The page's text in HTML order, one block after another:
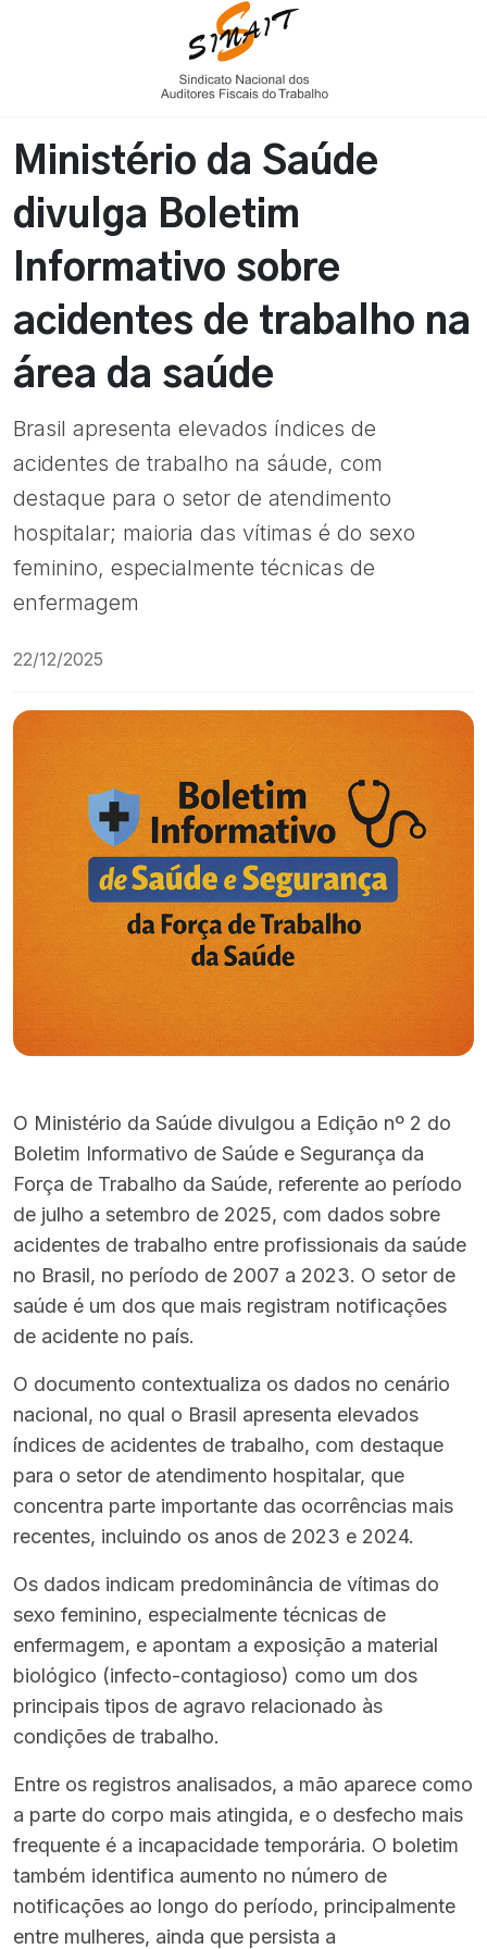
Ministério da Saúde
divulga Boletim
Informativo sobre
acidentes de trabalho na
área da saúde
Brasil apresenta elevados índices de
acidentes de trabalho na sáude, com
destaque para o setor de atendimento
hospitalar; maioria das vítimas é do sexo
feminino, especialmente técnicas de
enfermagem
22/12/2025
O Ministério da Saúde divulgou a Edição nº 2 do
Boletim Informativo de Saúde e Segurança da
Força de Trabalho da Saúde, referente ao período
de julho a setembro de 2025, com dados sobre
acidentes de trabalho entre profissionais da saúde
no Brasil, no período de 2007 a 2023. O setor de
saúde é um dos que mais registram notificações
de acidente no país.
O documento contextualiza os dados no cenário
nacional, no qual o Brasil apresenta elevados
índices de acidentes de trabalho, com destaque
para o setor de atendimento hospitalar, que
concentra parte importante das ocorrências mais
recentes, incluindo os anos de 2023 e 2024.
Os dados indicam predominância de vítimas do
sexo feminino, especialmente técnicas de
enfermagem, e apontam a exposição a material
biológico (infecto-contagioso) como um dos
principais tipos de agravo relacionado às
condições de trabalho.
Entre os registros analisados, a mão aparece como
a parte do corpo mais atingida, e o desfecho mais
frequente é a incapacidade temporária. O boletim
também identifica aumento no número de
notificações ao longo do período, principalmente
entre mulheres, ainda que persista a